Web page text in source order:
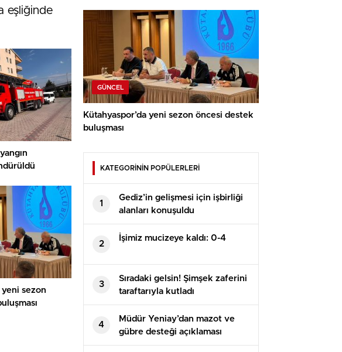
eşliğinde
yeni sezon
GÜNCEL
Kütahyaspor’da yeni sezon öncesi destek
buluşması
KATEGORİNİN POPÜLERLERİ
1
Gediz’in gelişmesi için işbirliği
alanları konuşuldu
2
İşimiz mucizeye kaldı: 0-4
3
Sıradaki gelsin! Şimşek zaferini
taraftarıyla kutladı
4
Müdür Yeniay’dan mazot ve
gübre desteği açıklaması